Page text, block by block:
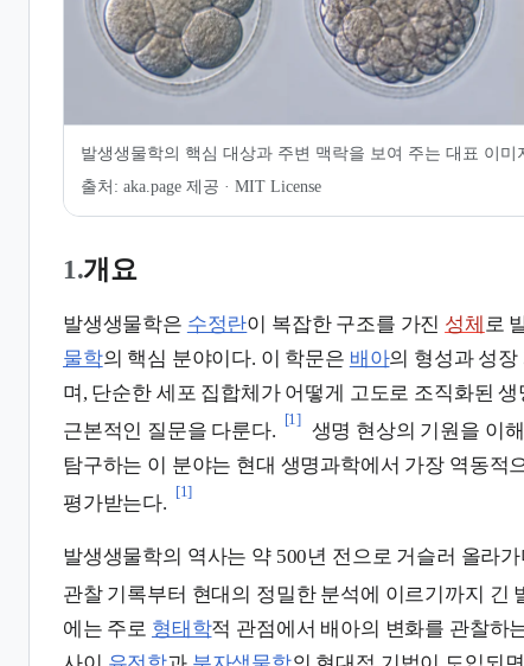
발생생물학의 핵심 대상과 주변 맥락을 보여 주는 대표 이미
출처: aka.page 제공 · MIT License
1.개요
발생생물학은 수정란이 복잡한 구조를 가진 성체 로
물학의 핵심 분야이다. 이 학문은 배아의 형성과 성
며, 단순한 세포 집합체가 어떻게 고도로 조직화된
근본적인 질문을 다룬다.
[1]
생명 현상의 기원을 이
탐구하는 이 분야는 현대 생명과학에서 가장 역동적
평가받는다.
[1]
발생생물학의 역사는 약 500년 전으로 거슬러 올라가
관찰 기록부터 현대의 정밀한 분석에 이르기까지 긴
에는 주로 형태학적 관점에서 배아의 변화를 관찰하